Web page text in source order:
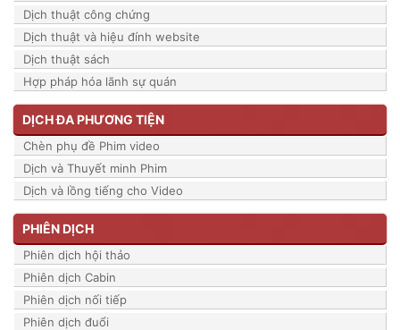
Dịch thuật công chứng
Dịch thuật và hiệu đính website
Dịch thuật sách
Hợp pháp hóa lãnh sự quán
DỊCH ĐA PHƯƠNG TIỆN
Chèn phụ đề Phim video
Dịch và Thuyết minh Phim
Dịch và lồng tiếng cho Video
PHIÊN DỊCH
Phiên dịch hội thảo
Phiên dịch Cabin
Phiên dịch nối tiếp
Phiên dịch đuổi